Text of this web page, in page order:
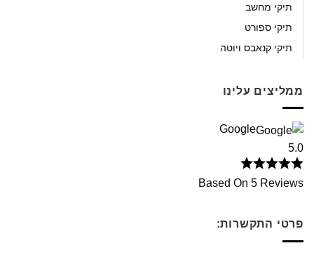
תיקי מחשב
תיקי ספורט
תיקי קנאבס ויוטה
ממליצים עלינו
Google
5.0
Based On 5 Reviews
פרטי התקשרות: